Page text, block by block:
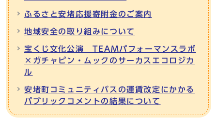
ふるさと安堵応援寄附金のご案内
地域安全の取り組みについて
宝くじ文化公演 TEAMパフォーマンスラボ
×ガチャピン・ムックのサーカスエコロジカ
ル
安堵町コミュニティバスの運賃改定にかかる
パブリックコメントの結果について